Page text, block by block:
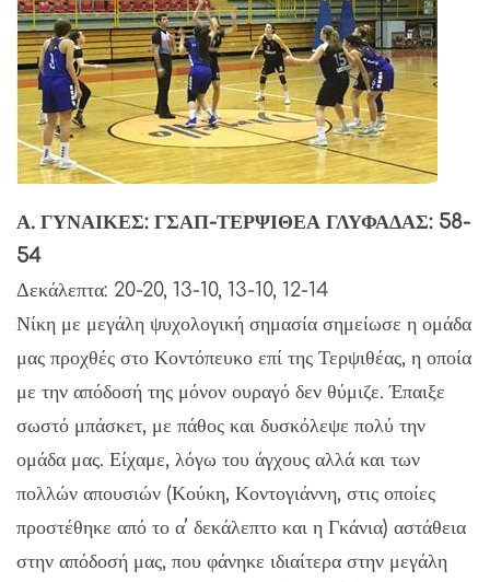
Α. ΓΥΝΑΙΚΕΣ: ΓΣΑΠ-ΤΕΡΨΙΘΕΑ ΓΛΥΦΑΔΑΣ: 58-
54
Δεκάλεπτα: 20-20, 13-10, 13-10, 12-14
Νίκη με μεγάλη ψυχολογική σημασία σημείωσε η ομάδα
μας προχθές στο Κοντόπευκο επί της Τερψιθέας, η οποία
με την απόδοσή της μόνον ουραγό δεν θύμιζε. Έπαιξε
σωστό μπάσκετ, με πάθος και δυσκόλεψε πολύ την
ομάδα μας. Είχαμε, λόγω του άγχους αλλά και των
πολλών απουσιών (Κούκη, Κοντογιάννη, στις οποίες
προστέθηκε από το α’ δεκάλεπτο και η Γκάνια) αστάθεια
στην απόδοσή μας, που φάνηκε ιδιαίτερα στην μεγάλη